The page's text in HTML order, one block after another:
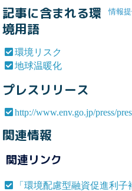
情報
記事に含まれる環
境用語
環境リスク
地球温暖化
プレスリリース
http://www.env.go.jp/press/
関連情報
関連リンク
「環境配慮型融資促進利